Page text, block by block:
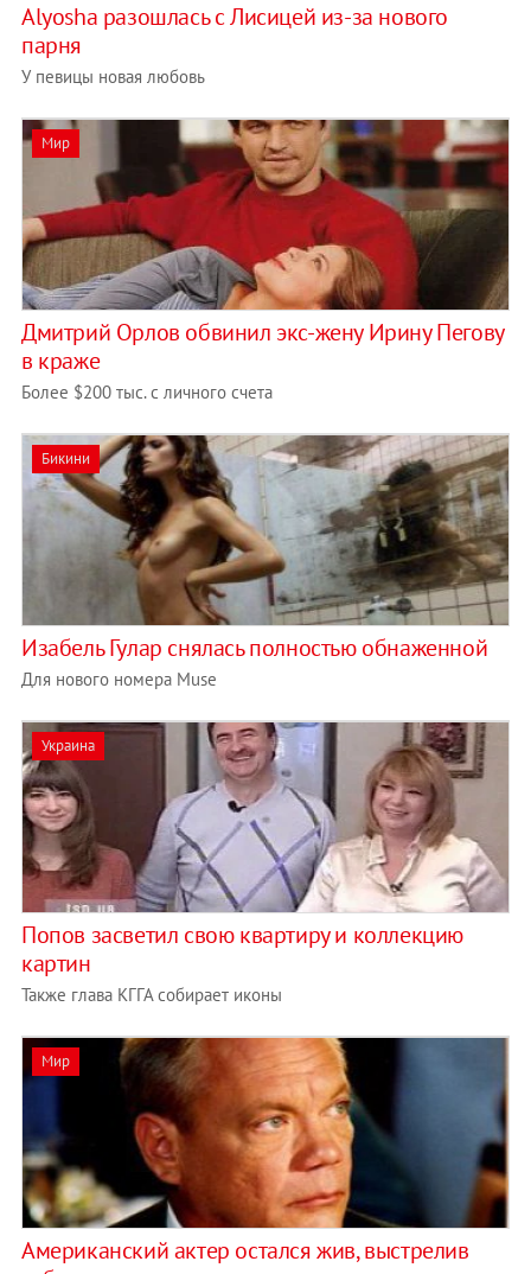
Alyosha разошлась с Лисицей из-за нового
парня
У певицы новая любовь
Мир
Дмитрий Орлов обвинил экс-жену Ирину Пегову
в краже
Более $200 тыс. с личного счета
Бикини
Изабель Гулар снялась полностью обнаженной
Для нового номера Muse
Украина
Попов засветил свою квартиру и коллекцию
картин
Также глава КГГА собирает иконы
Мир
Американский актер остался жив, выстрелив